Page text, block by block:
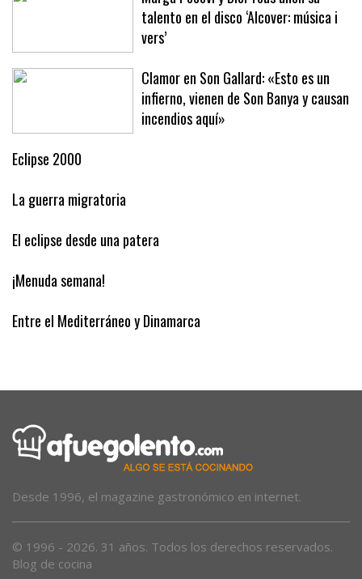
Marga Pocoví y Biel Tous unen su
talento en el disco ‘Alcover: música i
vers’
Clamor en Son Gallard: «Esto es un
infierno, vienen de Son Banya y causan
Eclipse 2000
La guerra migratoria
El eclipse desde una patera
¡Menuda semana!